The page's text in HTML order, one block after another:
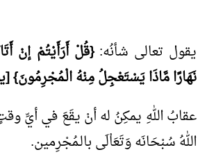
يقول تعالى شأنُه:{قُلْ أَرَأَيْتُمْ إنْ
نَهَارًا مَّاذَا يَسْتَعْجِلُ مِنْهُ
عقابُ اللهِ يمكِنُ له أنْ يقَعَ في أيِّ
اللهُ سُبْحَانَه وَتَعَاْلَى بالـمُجْرِمين.